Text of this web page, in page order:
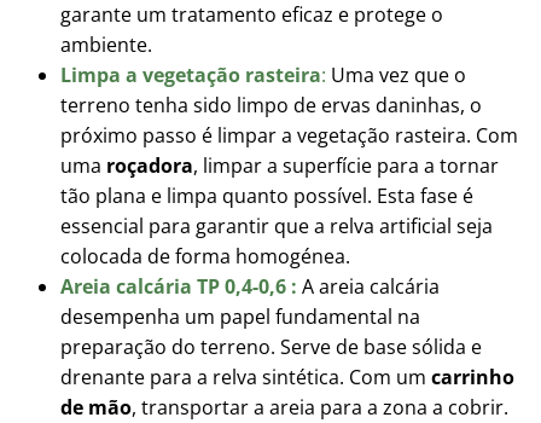
garante um tratamento eficaz e protege o
ambiente.
Limpa a vegetação rasteira: Uma vez que o
terreno tenha sido limpo de ervas daninhas, o
próximo passo é limpar a vegetação rasteira. Com
uma roçadora, limpar a superfície para a tornar
tão plana e limpa quanto possível. Esta fase é
essencial para garantir que a relva artificial seja
colocada de forma homogénea.
Areia calcária TP 0,4-0,6 : A areia calcária
desempenha um papel fundamental na
preparação do terreno. Serve de base sólida e
drenante para a relva sintética. Com um carrinho
de mão, transportar a areia para a zona a cobrir.